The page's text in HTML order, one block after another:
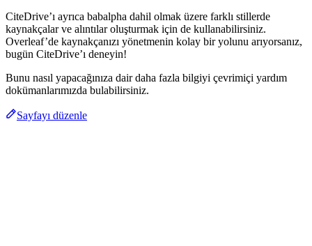
CiteDrive’ı ayrıca babalpha dahil olmak üzere farklı stillerde
kaynakçalar ve alıntılar oluşturmak için de kullanabilirsiniz.
Overleaf’de kaynakçanızı yönetmenin kolay bir yolunu arıyorsanız,
bugün CiteDrive’ı deneyin!
Bunu nasıl yapacağınıza dair daha fazla bilgiyi çevrimiçi yardım
dokümanlarımızda bulabilirsiniz.
Sayfayı düzenle